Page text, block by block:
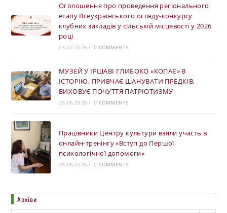
Оголошення про проведення регіонального
етапу Всеукраїнського огляду-конкурсу
клубних закладів у сільській місцевості у 2026
році
03.07.2026 / 0 COMMENTS
МУЗЕЙ У ІРШАВІ ГЛИБОКО «КОПАЄ» В
ІСТОРІЮ, ПРИВЧАЄ ШАНУВАТИ ПРЕДКІВ,
ВИХОВУЄ ПОЧУТТЯ ПАТРІОТИЗМУ
29.06.2026 / 0 COMMENTS
Працівники Центру культури взяли участь в
онлайн-тренінгу «Вступ до Першої
психологічної допомоги»
25.06.2026 / 0 COMMENTS
Архіви